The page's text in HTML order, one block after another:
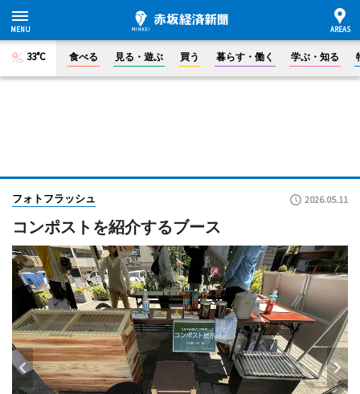
33°C 食べる 見る・遊ぶ 買う 暮らす・働く 学ぶ・知る
フォトフラッシュ 2026.05.11
コンポストを紹介するブース